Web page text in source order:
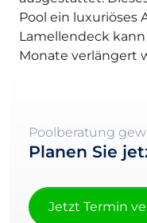
Pool ein luxuriöses
Lamellendeck
Monate verlängert
Poolberatung
Planen Sie
Jetzt Termin